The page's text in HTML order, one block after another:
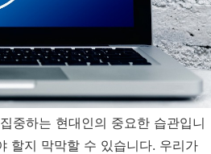
중하는 현대인의 중요한 습관입니
할지 막막할 수 있습니다. 우리가